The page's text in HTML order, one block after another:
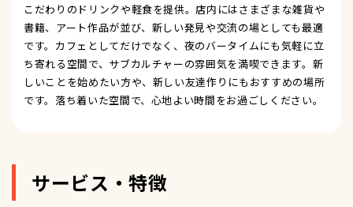
こだわりのドリンクや軽食を提供。店内にはさまざまな雑貨や
書籍、アート作品が並び、新しい発見や交流の場としても最適
です。カフェとしてだけでなく、夜のバータイムにも気軽に立
ち寄れる空間で、サブカルチャーの雰囲気を満喫できます。新
しいことを始めたい方や、新しい友達作りにもおすすめの場所
です。落ち着いた空間で、心地よい時間をお過ごしください。
サービス・特徴